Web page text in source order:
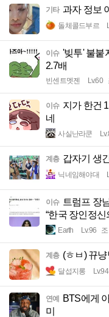
기타 과자 정보
돌체콜드부르
이슈 '빚투' 불붙
2.7배
빈센트멧젠 Lv.60
이슈 지가 한건
네
사실난라쿤
계층 갑자기 생
닉네임해야대
이슈
트럼프 장
“한국 장인정신
Earth Lv.96
계층 (ㅎㅂ) 뀨
달섭지롱 Lv.94
연예 BTS에게
미